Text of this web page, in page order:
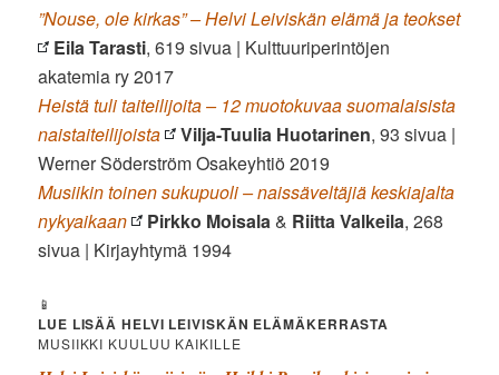
”Nouse, ole kirkas” – Helvi Leiviskän elämä ja teokset
Eila Tarasti, 619 sivua | Kulttuuriperintöjen
akatemia ry 2017
Heistä tuli taiteilijoita – 12 muotokuvaa suomalaisista
naistaiteilijoista
Vilja-Tuulia Huotarinen, 93 sivua |
Werner Söderström Osakeyhtiö 2019
Musiikin toinen sukupuoli – naissäveltäjiä keskiajalta
nykyaikaan
Pirkko Moisala& Riitta Valkeila, 268
sivua | Kirjayhtymä 1994
📱
LUE LISÄÄ HELVI LEIVISKÄN ELÄMÄKERRASTA
MUSIIKKI KUULUU KAIKILLE